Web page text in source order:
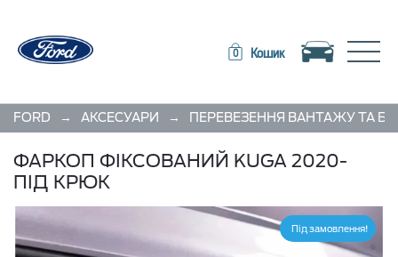
0 Кошик Toggle navigation
FORD → АКСЕСУАРИ → ПЕРЕВЕЗЕННЯ ВАНТАЖУ ТА
ФАРКОП ФІКСОВАНИЙ KUGA 2020-
ПІД КРЮК
Під замовлення